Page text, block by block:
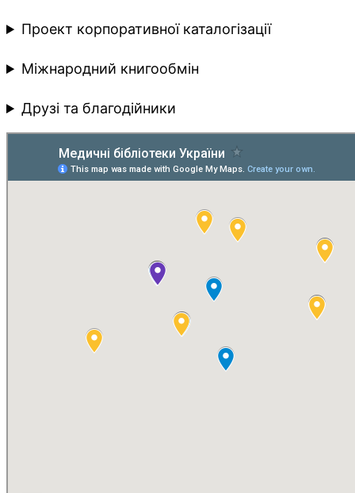
Проект корпоративної каталогізації
Міжнародний книгообмін
Друзі та благодійники